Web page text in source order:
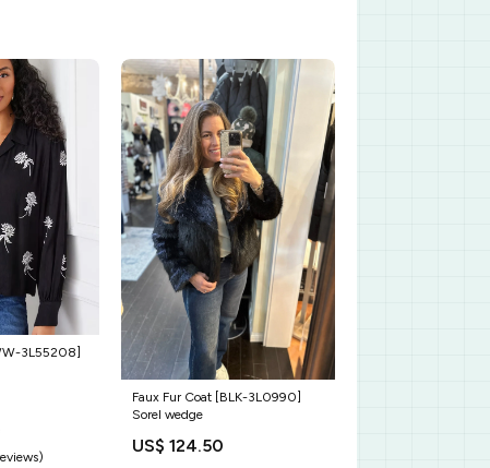
3L55208]
Faux Fur Coat [BLK-3L0990]
Sorel wedge
US$ 124.50